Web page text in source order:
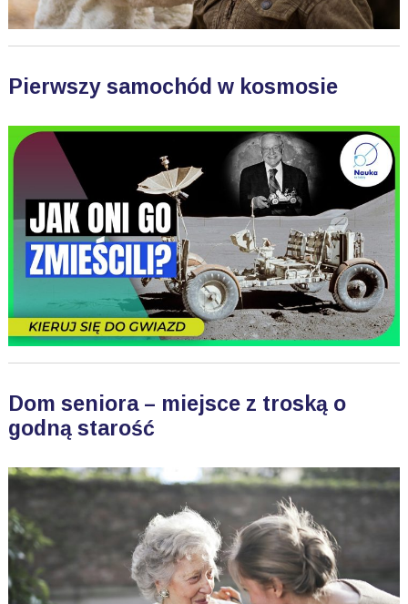
Pierwszy samochód w kosmosie
Dom seniora – miejsce z troską o
godną starość